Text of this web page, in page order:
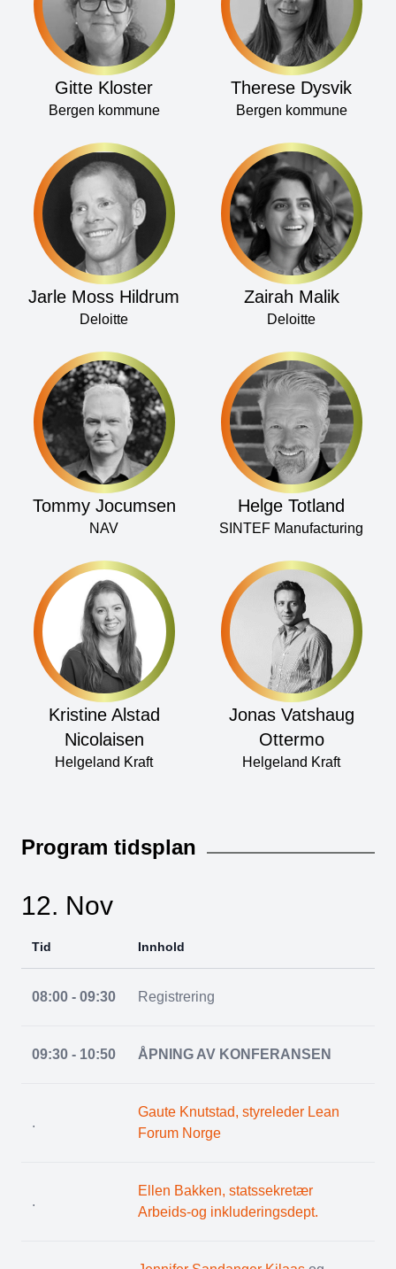
Gitte Kloster
Bergen kommune
Therese Dysvik
Bergen kommune
Jarle Moss Hildrum
Deloitte
Zairah Malik
Deloitte
Tommy Jocumsen
NAV
Helge Totland
SINTEF Manufacturing
Kristine Alstad
Nicolaisen
Helgeland Kraft
Jonas Vatshaug
Ottermo
Helgeland Kraft
Program tidsplan
12. Nov
Tid Innhold
08:00 - 09:30 Registrering
09:30 - 10:50 ÅPNING AV KONFERANSEN
.
Gaute Knutstad, styreleder Lean
Forum Norge
.
Ellen Bakken, statssekretær
Arbeids-og inkluderingsdept.